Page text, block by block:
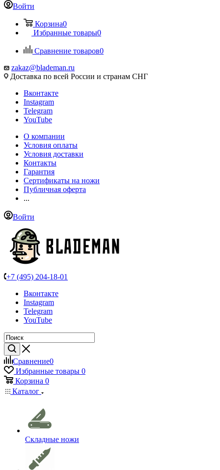
Войти
Корзина0
Избранные товары0
Сравнение товаров0
zakaz@blademan.ru
Доставка по всей России и странам СНГ
Вконтакте
Instagram
Telegram
YouTube
О компании
Условия оплаты
Условия доставки
Контакты
Гарантия
Сертификаты на ножи
Публичная оферта
...
Войти
+7 (495) 204-18-01
Вконтакте
Instagram
Telegram
YouTube
Сравнение0
Избранные товары 0
Корзина 0
Каталог
Складные ножи